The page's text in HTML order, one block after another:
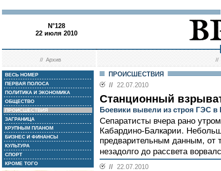
N°128
22 июля 2010
//Архив //
ВЕСЬ НОМЕР
ПЕРВАЯ ПОЛОСА
ПОЛИТИКА И ЭКОНОМИКА
ОБЩЕСТВО
ПРОИСШЕСТВИЯ
ЗАГРАНИЦА
КРУПНЫМ ПЛАНОМ
БИЗНЕС И ФИНАНСЫ
КУЛЬТУРА
СПОРТ
КРОМЕ ТОГО
ПРОИСШЕСТВИЯ
// 22.07.2010
Станционный
Боевики вывели из строя ГЭС в
Сепаратисты вчера рано
Кабардино-Балкарии.
предварительным данным, от
незадолго до рассвета
// 22.07.2010